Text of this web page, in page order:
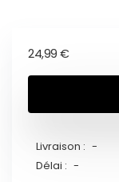
24,99 €
Livraison : -
Délai : -